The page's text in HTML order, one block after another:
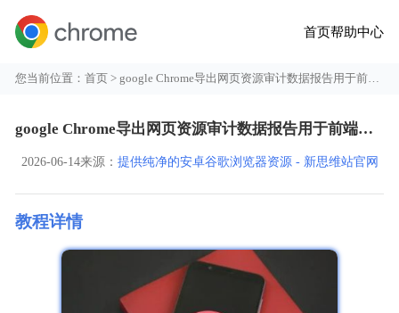
首页帮助中心
您当前位置：首页 > google Chrome导出网页资源审计数据报告用于前端下载优化
google Chrome导出网页资源审计数据报告用于前端下载优化
2026-06-14来源： 提供纯净的安卓谷歌浏览器资源 - 新思维站官网
教程详情